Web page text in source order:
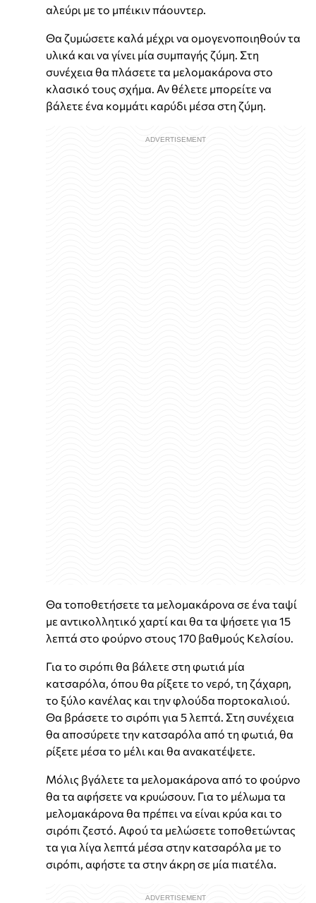
αλεύρι με το μπέικιν πάουντερ.
Θα ζυμώσετε καλά μέχρι να ομογενοποιηθούν τα
υλικά και να γίνει μία συμπαγής ζύμη. Στη
συνέχεια θα πλάσετε τα μελομακάρονα στο
κλασικό τους σχήμα. Αν θέλετε μπορείτε να
βάλετε ένα κομμάτι καρύδι μέσα στη ζύμη.
Θα τοποθετήσετε τα μελομακάρονα σε ένα ταψί
με αντικολλητικό χαρτί και θα τα ψήσετε για 15
λεπτά στο φούρνο στους 170 βαθμούς Κελσίου.
Για το σιρόπι θα βάλετε στη φωτιά μία
κατσαρόλα, όπου θα ρίξετε το νερό, τη ζάχαρη,
το ξύλο κανέλας και την φλούδα πορτοκαλιού.
Θα βράσετε το σιρόπι για 5 λεπτά. Στη συνέχεια
θα αποσύρετε την κατσαρόλα από τη φωτιά, θα
ρίξετε μέσα το μέλι και θα ανακατέψετε.
Μόλις βγάλετε τα μελομακάρονα από το φούρνο
θα τα αφήσετε να κρυώσουν. Για το μέλωμα τα
μελομακάρονα θα πρέπει να είναι κρύα και το
σιρόπι ζεστό. Αφού τα μελώσετε τοποθετώντας
τα για λίγα λεπτά μέσα στην κατσαρόλα με το
σιρόπι, αφήστε τα στην άκρη σε μία πιατέλα.